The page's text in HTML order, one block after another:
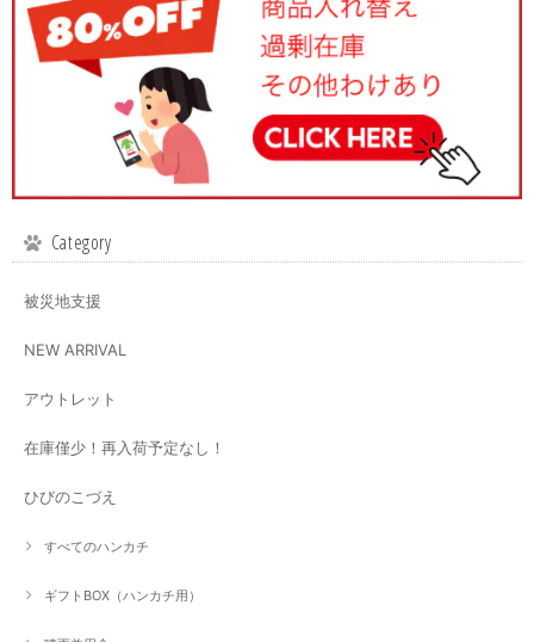
Category
被災地支援
NEW ARRIVAL
アウトレット
在庫僅少！再入荷予定なし！
ひびのこづえ
すべてのハンカチ
ギフトBOX（ハンカチ用）